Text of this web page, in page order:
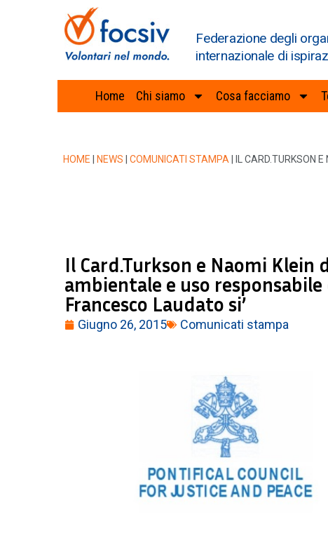
Federazione degli
internazionale di
Home Chi siamo Cosa facciamo
HOME NEWS COMUNICATI STAMPA
IL CARD.TURKSON
Il Card.Turkson e Naomi
ambientale e uso responsabile
Francesco Laudato si’
Giugno 26, 2015 Comunicati stampa